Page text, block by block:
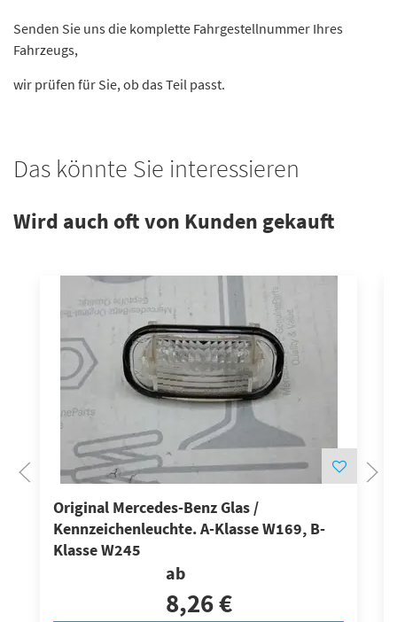
Senden Sie uns die komplette Fahrgestellnummer Ihres
Fahrzeugs,
wir prüfen für Sie, ob das Teil passt.
Das könnte Sie interessieren
Wird auch oft von Kunden gekauft
Original Mercedes-Benz Glas /
Kennzeichenleuchte. A-Klasse W169, B-
Klasse W245
ab
8,26 €